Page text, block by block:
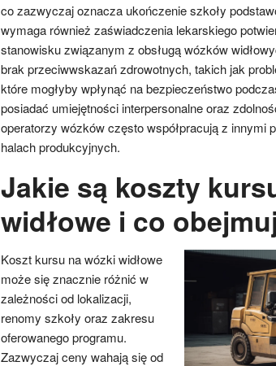
co zazwyczaj oznacza ukończenie szkoły
wymaga również zaświadczenia lekarskiego
stanowisku związanym z obsługą wózków
brak przeciwwskazań zdrowotnych, takich jak
które mogłyby wpłynąć na bezpieczeństwo
posiadać umiejętności interpersonalne oraz
operatorzy wózków często współpracują z innymi
halach produkcyjnych.
Jakie są koszty
widłowe i co
Koszt kursu na wózki widłowe
może się znacznie różnić w
zależności od lokalizacji,
renomy szkoły oraz zakresu
oferowanego programu.
Zazwyczaj ceny wahają się od